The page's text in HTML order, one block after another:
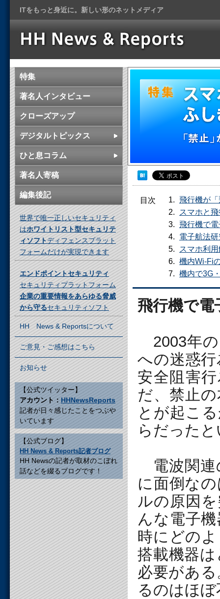
ITをもっと身近に。新しい形のネットメディア
特集
著名人インタビュー
クローズアップ
デジタルトピックス
ひと息コラム
著名人寄稿
編集後記
世界で唯一正しいセキュリティ
はホワイトリスト型セキュリテ
ィソフトディフェンスプラット
フォームだけが実現できます
エンドポイントセキュリティ
セキュリティプラットフォーム
企業の重要情報をあらゆる脅威
から守るセキュリティソフト
HH News & Reportsについて
ご意見・ご感想はこちら
お知らせ
【公式ツイッター】
アカウント： HHNewsReports
記者が日々感じたことをつぶや
いています
【公式ブログ】
HH News & Reports記者ブログ
HH Newsの記者が取材のこぼれ
話などを綴るブログです！
特集 スマ
「禁止」
目次
飛行機が
スマホと
飛行機で
電子航法
スマホ利
機内Wi-Fi
機内で3G
飛行機で電
2003年の
への迷惑
安全阻害
だ、禁止
とが起こ
らだった
電波関連
に面倒な
ルの原因
んな電子
時にどの
搭載機器
必要があ
るのはほ